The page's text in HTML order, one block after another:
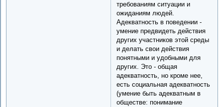
требованиям ситуации и
ожиданиям людей.
Адекватность в поведении -
умение предвидеть действия
других участников этой среды
и делать свои действия
понятными и удобными для
других. Это - общая
адекватность, но кроме нее,
есть социальная адекватность
(умение быть адекватным в
обществе: понимание